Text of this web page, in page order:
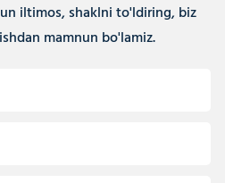
iltimos, shaklni to'ldiring, biz
mamnun bo'lamiz.